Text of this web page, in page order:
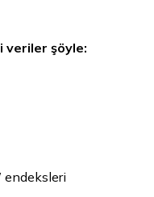
veriler şöyle:
endeksleri